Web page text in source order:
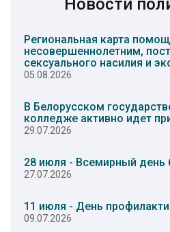
Новости
Региональная карта
несовершеннолетним,
сексуального насилия и
05.08.2026
В Белорусском
колледже активно идет
29.07.2026
28 июля - Всемирный день
27.07.2026
11 июля - День
09.07.2026